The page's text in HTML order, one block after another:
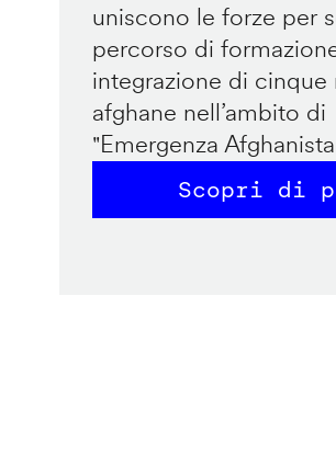
uniscono le forze per
percorso di
integrazione di cinque
afghane nell’ambito di
"Emergenza
Scopri di